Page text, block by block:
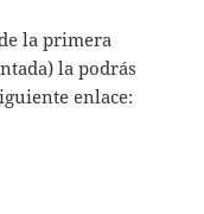
la primera
la podrás
enlace: